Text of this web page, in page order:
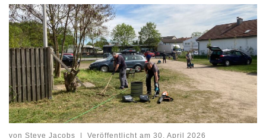
von Steve Jacobs Veröffentlicht am 30. April 2026